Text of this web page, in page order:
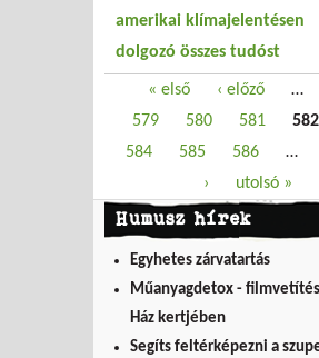
amerikai klímajelentésen
dolgozó összes tudóst
Oldalak« első ‹ előző …
579
580 581 582
584
585 586 …
›
utolsó »
Humusz hírek
Egyhetes zárvatartás
Műanyagdetox -
Ház kertjében
Segíts feltérképezni a